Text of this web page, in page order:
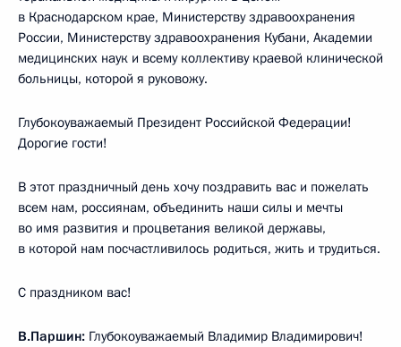
в Краснодарском крае, Министерству здравоохранения
России, Министерству здравоохранения Кубани, Академии
медицинских наук и всему коллективу краевой клинической
больницы, которой я руковожу.
Глубокоуважаемый Президент Российской Федерации!
Дорогие гости!
В этот праздничный день хочу поздравить вас и пожелать
всем нам, россиянам, объединить наши силы и мечты
во имя развития и процветания великой державы,
в которой нам посчастливилось родиться, жить и трудиться.
С праздником вас!
В.Паршин: Глубокоуважаемый Владимир Владимирович!